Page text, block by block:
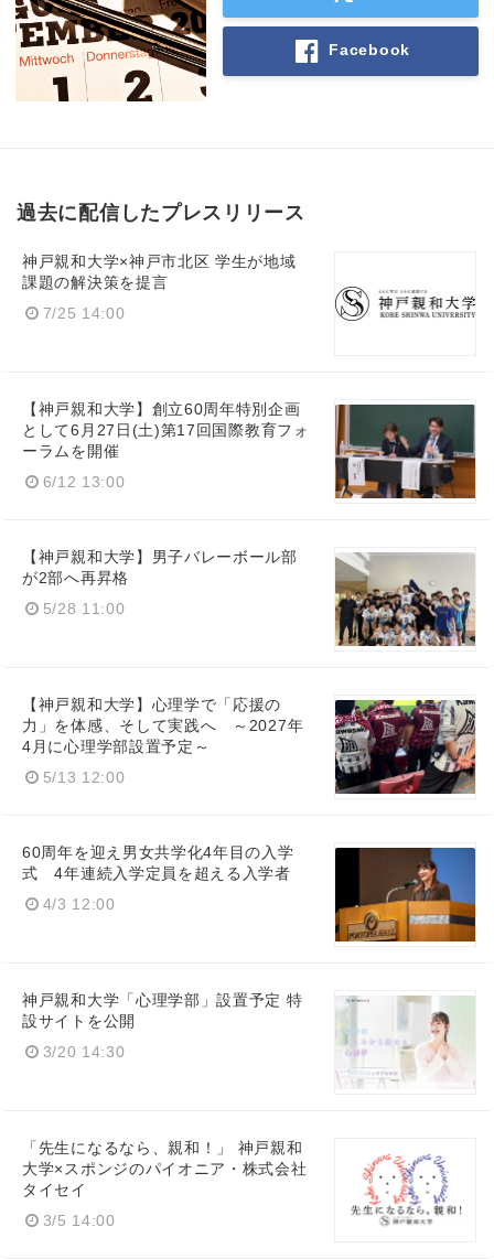
Facebook
過去に配信したプレスリリース
神戸親和大学×神戸市北区 学生が地域
課題の解決策を提言
7/25 14:00
【神戸親和大学】創立60周年特別企画
として6月27日(土)第17回国際教育フォ
ーラムを開催
6/12 13:00
【神戸親和大学】男子バレーボール部
が2部へ再昇格
5/28 11:00
【神戸親和大学】心理学で「応援の
力」を体感、そして実践へ ～2027年
4月に心理学部設置予定～
5/13 12:00
60周年を迎え男女共学化4年目の入学
式 4年連続入学定員を超える入学者
4/3 12:00
神戸親和大学「心理学部」設置予定 特
設サイトを公開
3/20 14:30
「先生になるなら、親和！」 神戸親和
大学×スポンジのパイオニア・株式会社
タイセイ
3/5 14:00